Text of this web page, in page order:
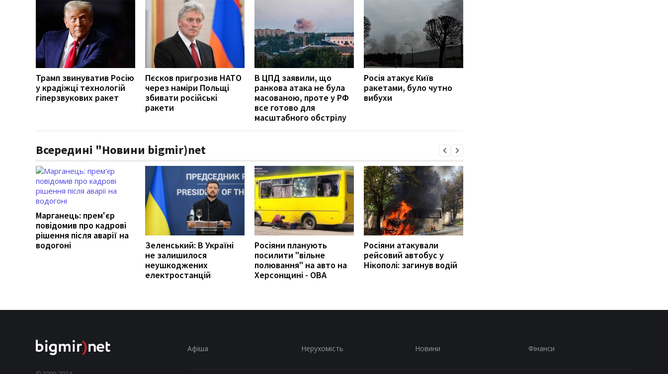
Трамп звинуватив Росію
у крадіжці технологій
гіперзвукових ракет
Пєсков пригрозив НАТО
через наміри Польщі
збивати російські
ракети
В ЦПД заявили, що
ранкова атака не була
масованою, проте у РФ
все готово для
масштабного обстрілу
Росія атакує Київ
ракетами, було чутно
вибухи
Всередині "Новини bigmir)net
Марганець: прем'єр
повідомив про кадрові
рішення після аварії на
водогоні
Зеленський: В Україні
не залишилося
неушкоджених
електростанцій
Росіяни планують
посилити "вільне
полювання" на авто на
Херсонщині - ОВА
Росіяни атакували
рейсовий автобус у
Нікополі: загинув водій
Афіша Нерухомість Новини Фінанси